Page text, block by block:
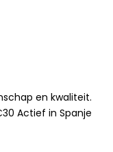
en kwaliteit.
Actief in Spanje